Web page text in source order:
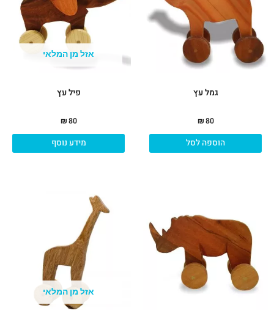
גמל עץ
₪80
הוספה לסל
אזל מן המלאי
פיל עץ
₪80
מידע נוסף
אזל מן המלאי